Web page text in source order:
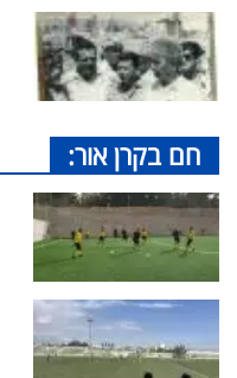
חם בקרן אור: